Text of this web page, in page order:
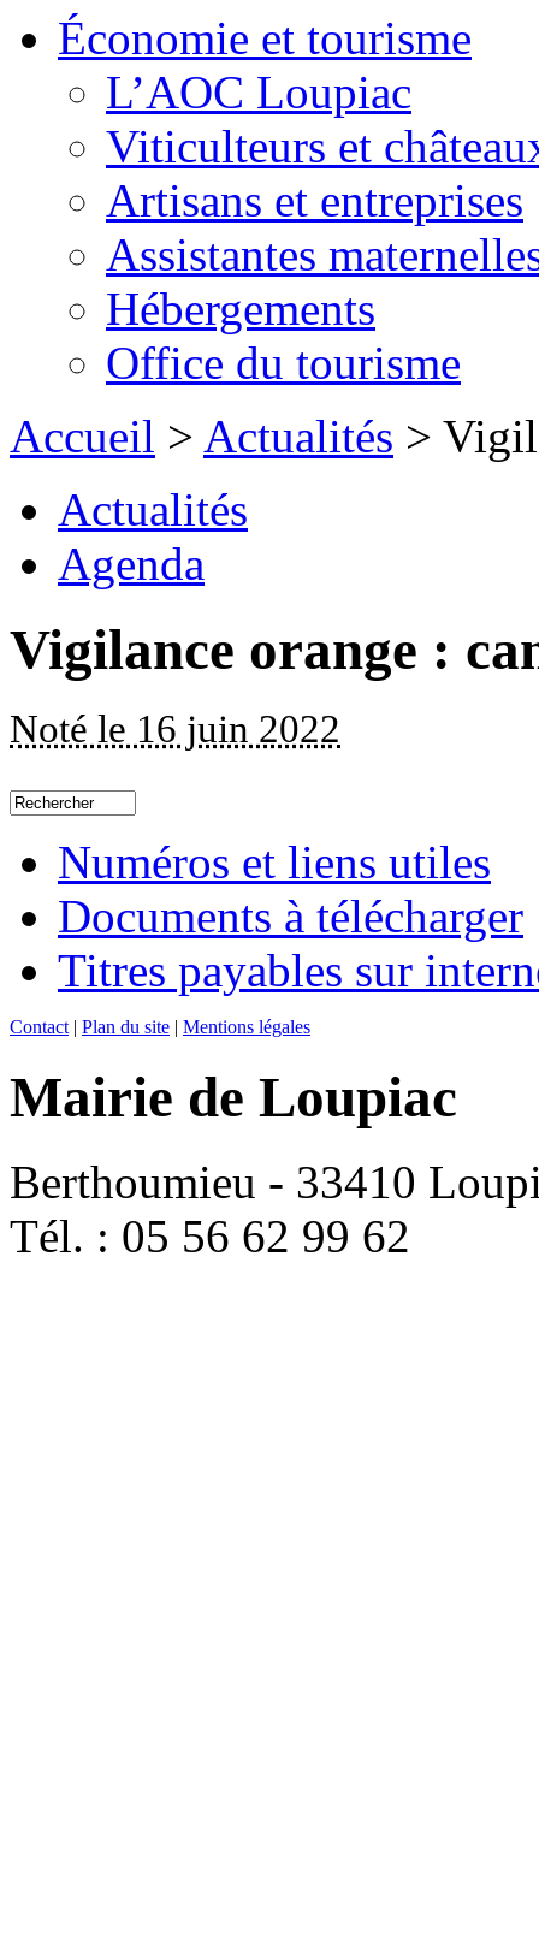
Économie et tourisme
L’AOC Loupiac
Viticulteurs et
Artisans et entreprises
Assistantes
Hébergements
Office du tourisme
Accueil > Actualités >
Actualités
Agenda
Vigilance orange :
Noté le 16 juin 2022
Numéros et liens utiles
Documents à télécharger
Titres payables sur
Contact | Plan du site | Mentions légales
Mairie de Loupiac
Berthoumieu - 33410
Tél. : 05 56 62 99 62